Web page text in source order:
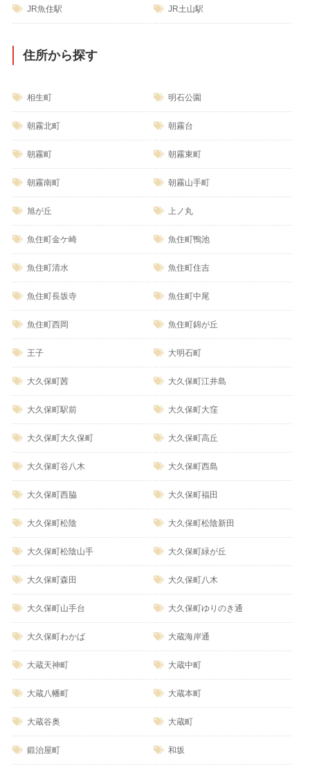
JR魚住駅 JR土山駅
住所から探す
相生町 明石公園
朝霧北町 朝霧台
朝霧町 朝霧東町
朝霧南町 朝霧山手町
旭が丘 上ノ丸
魚住町金ケ崎 魚住町鴨池
魚住町清水 魚住町住吉
魚住町長坂寺 魚住町中尾
魚住町西岡 魚住町錦が丘
王子 大明石町
大久保町茜 大久保町江井島
大久保町駅前 大久保町大窪
大久保町大久保町 大久保町高丘
大久保町谷八木 大久保町西島
大久保町西脇 大久保町福田
大久保町松陰 大久保町松陰新田
大久保町松陰山手 大久保町緑が丘
大久保町森田 大久保町八木
大久保町山手台 大久保町ゆりのき通
大久保町わかば 大蔵海岸通
大蔵天神町 大蔵中町
大蔵八幡町 大蔵本町
大蔵谷奥 大蔵町
鍛治屋町 和坂